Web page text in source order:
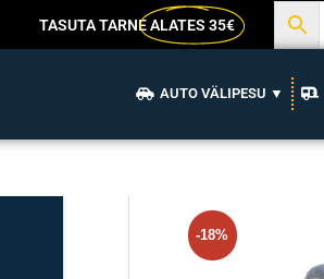
TASUTA TARNEALATES 35€
AUTO VÄLIPESU ▼
-18%